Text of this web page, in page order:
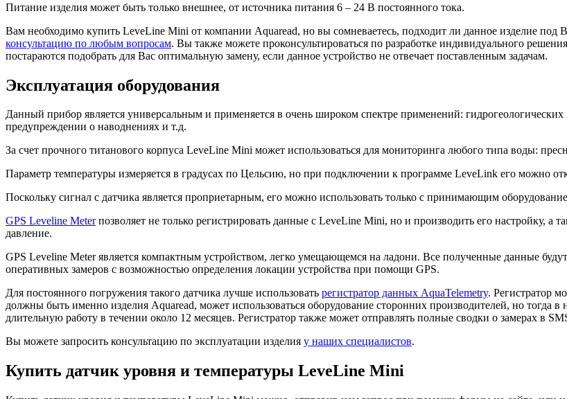
Питание изделия может быть только внешнее, от источника питания 6 – 24 В постоянного тока.
Вам необходимо купить LeveLine Mini от компании Aquaread, но вы сомневаетесь, подходит ли данное изделие под
консультацию по любым вопросам. Вы также можете проконсультироваться по разработке индивидуального
постараются подобрать для Вас оптимальную замену, если данное устройство не отвечает поставленным задачам.
Эксплуатация оборудования
Данный прибор является универсальным и применяется в очень широком спектре применений:
предупреждении о наводнениях и т.д.
За счет прочного титанового корпуса LeveLine Mini может использоваться для мониторинга любого типа воды:
Параметр температуры измеряется в градусах по Цельсию, но при подключении к программе LeveLink его можно
Поскольку сигнал с датчика является проприетарным, его можно использовать только с принимающим
GPS Leveline Meterпозволяет не только регистрировать данные с LeveLine Mini, но и производить его настройку, а
давление.
GPS Leveline Meter является компактным устройством, легко умещающемся на ладони. Все полученные данные
оперативных замеров с возможностью определения локации устройства при помощи GPS.
Для постоянного погружения такого датчика лучше использовать регистратор данных AquaTelemetry. Регистратор
должны быть именно изделия Aquaread, может использоваться оборудование сторонних производителей, но тогда
длительную работу в течении около 12 месяцев. Регистратор также может отправлять полные сводки о замерах в
Вы можете запросить консультацию по эксплуатации изделия у наших специалистов.
Купить датчик уровня и температуры LeveLine Mini